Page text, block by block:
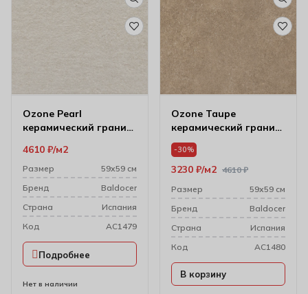
Ozone Pearl
керамический гранит
Нет в наличии
4610 ₽ м2
Размер
59х59 см
Бренд
Baldocer
Cтрана
Испания
Код
AC1479
Подробнее
Ozone Taupe
керамический гранит
59*59
-30%
4610₽
3230 ₽ м2
Размер
59х59 см
Бренд
Baldocer
Cтрана
Испания
Код
AC1480
В корзину